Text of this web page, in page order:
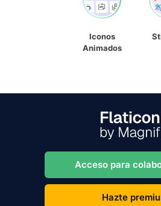
Iconos
Animados
Acceso para
Hazte